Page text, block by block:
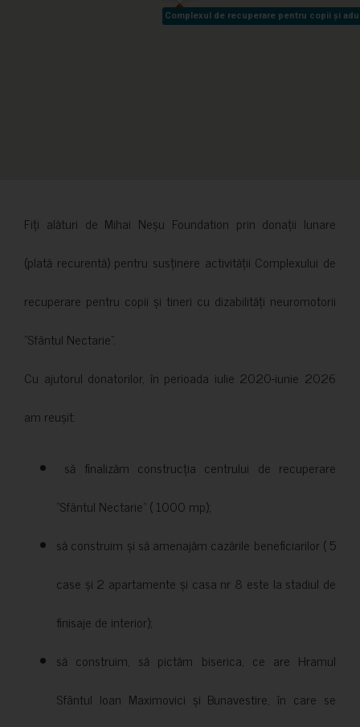
Complexul de recuperare pentru copii și
Complexul de recuperare pentru copii și
Fiți alături de Mihai Neșu Foundation prin donații lunare
(plată recurentă) pentru susținere activității Complexului de
recuperare pentru copii și tineri cu dizabilități neuromotorii
”Sfântul Nectarie”.
Cu ajutorul donatorilor, în perioada iulie 2020-iunie 2026
am reușit:
să finalizăm construcția centrului de recuperare
”Sfântul Nectarie” ( 1000 mp);
să construim și să amenajăm cazările beneficiarilor ( 5
case și 2 apartamente și casa nr 8 este la stadiul de
finisaje de interior);
să construim, să pictăm biserica, ce are Hramul
Sfântul Ioan Maximovici și Bunavestire, în care se